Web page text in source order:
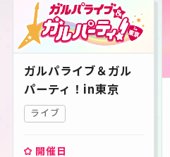
Game
Goods
すべて Poppin'Party
Pastel＊Palettes
ハロー、ハッピーワー
RAISE A SUILEN
Ave Mujica 夢限大
millsage
シャッフルユニット
イベ
ガルパライブ＆ガル
パーティ！in東京
ライブ
開催日